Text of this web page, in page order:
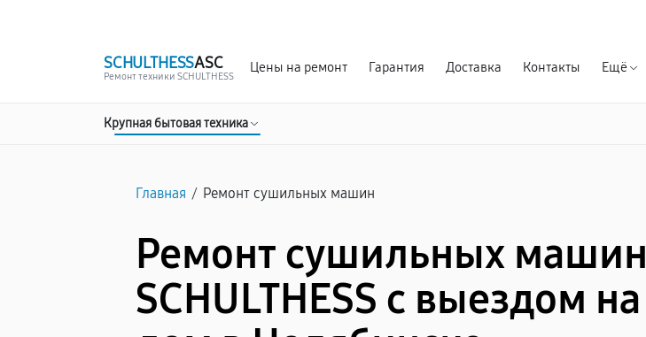
SCHULTHESSASC
Ремонт техники SCHULTHESS
Цены на ремонт Гарантия Доставка Контакты Ещё
Крупная бытовая техника
Главная / Ремонт сушильных машин
Ремонт сушильных машин
SCHULTHESS с выездом на